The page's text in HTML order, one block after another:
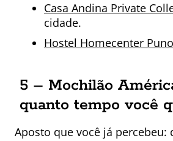
Casa Andina Private
cidade.
Hostel Homecenter
5 – Mochilão
quanto tempo você
Aposto que você já